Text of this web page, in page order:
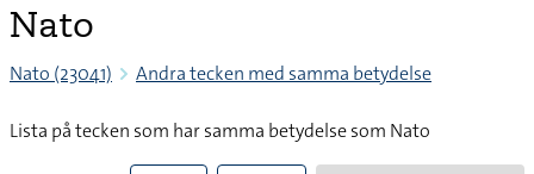
Nato
Nato (23041) Andra tecken med samma betydelse
Lista på tecken som har samma betydelse som Nato